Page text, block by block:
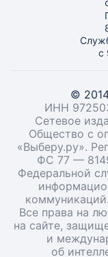
с
©
ИНН
Сетевое
Общество с
«Выберу.ру».
ФС 77 —
Федеральной
коммуникаций.
Все права на
на сайте,
и
об